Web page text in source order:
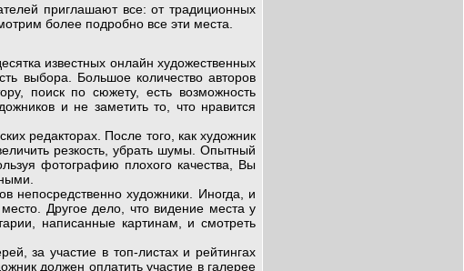
приглашают все: от традиционных
более подробно все эти места.
известных онлайн художественных
выбора. Большое количество авторов
поиск по сюжету, есть возможность
и не заметить то, что нравится
редакторах. После того, как художник
резкость, убрать шумы. Опытный
фотографию плохого качества, Вы
непосредственно художники. Иногда, и
Другое дело, что видение места у
написанные картинам, и смотреть
за участие в топ-листах и рейтингах
должен оплатить участие в галерее